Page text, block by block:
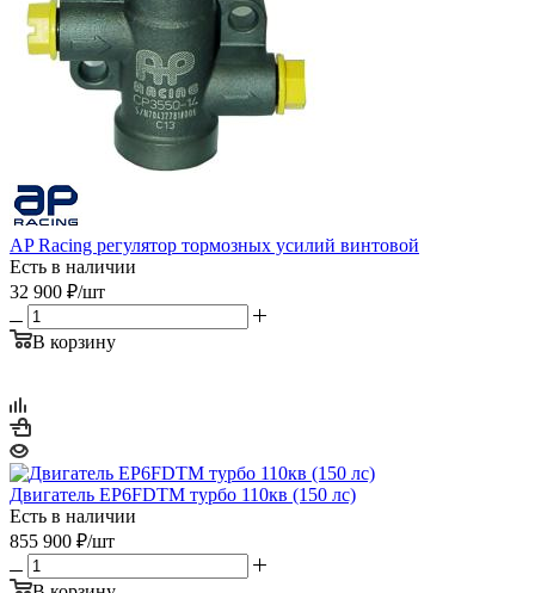
AP Racing регулятор тормозных усилий винтовой
Есть в наличии
32 900 ₽/шт
В корзину
Двигатель EP6FDTM турбо 110кв (150 лс)
Есть в наличии
855 900 ₽/шт